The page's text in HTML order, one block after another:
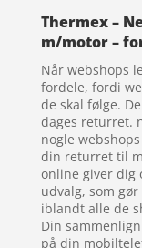
Thermex –
m/motor –
Når webshops
fordele, fordi
de skal følge.
dages returret.
nogle
din returret til
online giver dig
udvalg, som
iblandt alle de
Din
på din